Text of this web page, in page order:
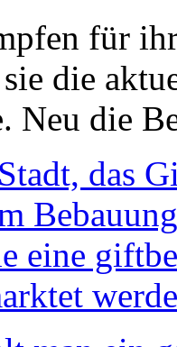
für
sie die
Neu die
das
eine